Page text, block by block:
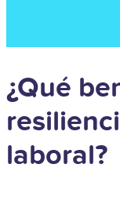
¿Qué
laboral?